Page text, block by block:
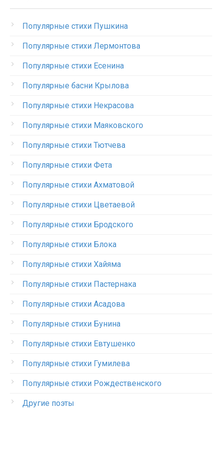
Популярные стихи Пушкина
Популярные стихи Лермонтова
Популярные стихи Есенина
Популярные басни Крылова
Популярные стихи Некрасова
Популярные стихи Маяковского
Популярные стихи Тютчева
Популярные стихи Фета
Популярные стихи Ахматовой
Популярные стихи Цветаевой
Популярные стихи Бродского
Популярные стихи Блока
Популярные стихи Хайяма
Популярные стихи Пастернака
Популярные стихи Асадова
Популярные стихи Бунина
Популярные стихи Евтушенко
Популярные стихи Гумилева
Популярные стихи Рождественского
Другие поэты